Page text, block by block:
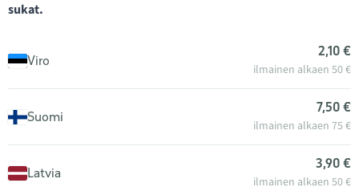
sukat.
Viro
2,10 €
ilmainen alkaen 50 €
Suomi
7,50 €
ilmainen alkaen 75 €
Latvia
3,90 €
ilmainen alkaen 50 €